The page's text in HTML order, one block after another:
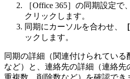
［Office 365］の同期設定で、
クリックします。
同期にカーソルを合わせ、
ックします。
同期の詳細（関連付けられてい
など）と、連絡先の詳細（連絡先
重複数、削除数など）を確認でき